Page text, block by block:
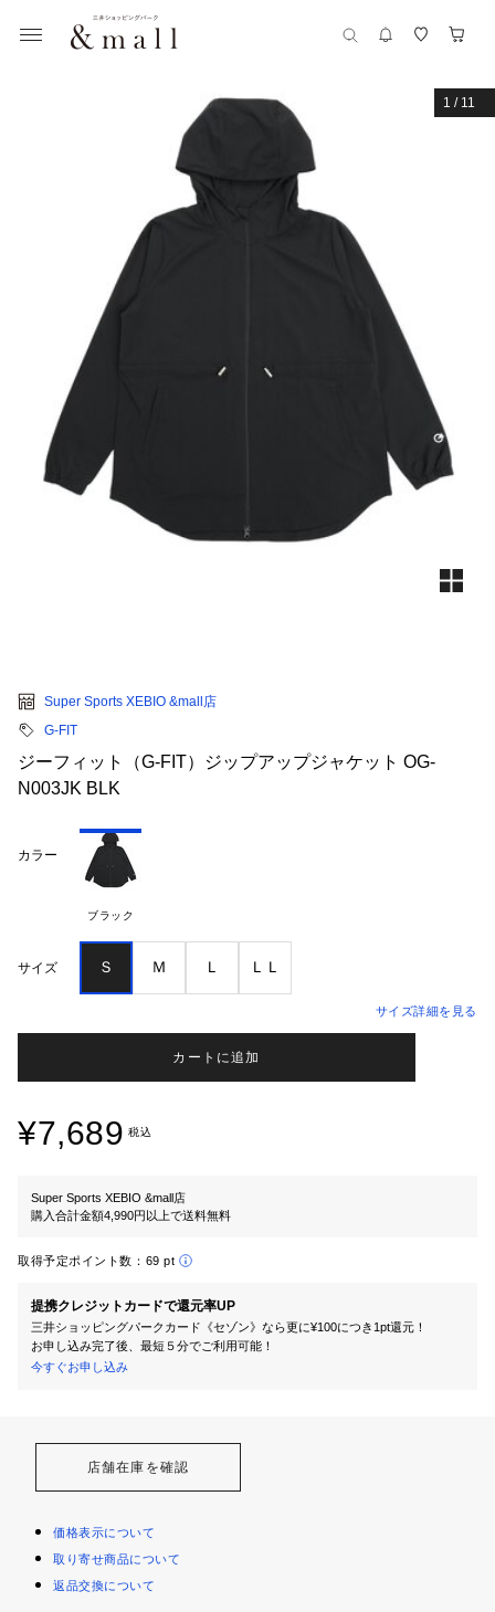
1 / 11
Super Sports XEBIO &mall店
G-FIT
ジーフィット（G-FIT）ジップアップジャケット OG-
N003JK BLK
カラー
ブラック
サイズ Ｓ Ｍ Ｌ ＬＬ
サイズ詳細を見る
カートに追加
¥7,689 税込
Super Sports XEBIO &mall店
購入合計金額4,990円以上で送料無料
取得予定ポイント数： 69 pt
提携クレジットカードで還元率UP
三井ショッピングパークカード《セゾン》なら更に¥100につき1pt還元！
お申し込み完了後、最短５分でご利用可能！
今すぐお申し込み
店舗在庫を確認
価格表示について
取り寄せ商品について
返品交換について